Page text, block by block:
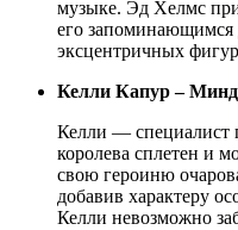
музыке. Эд Хелмс
его запоминающимся
эксцентричных
Келли Капур –
Келли — специалист
королева сплетен и
свою героиню
добавив характеру
Келли невозможно